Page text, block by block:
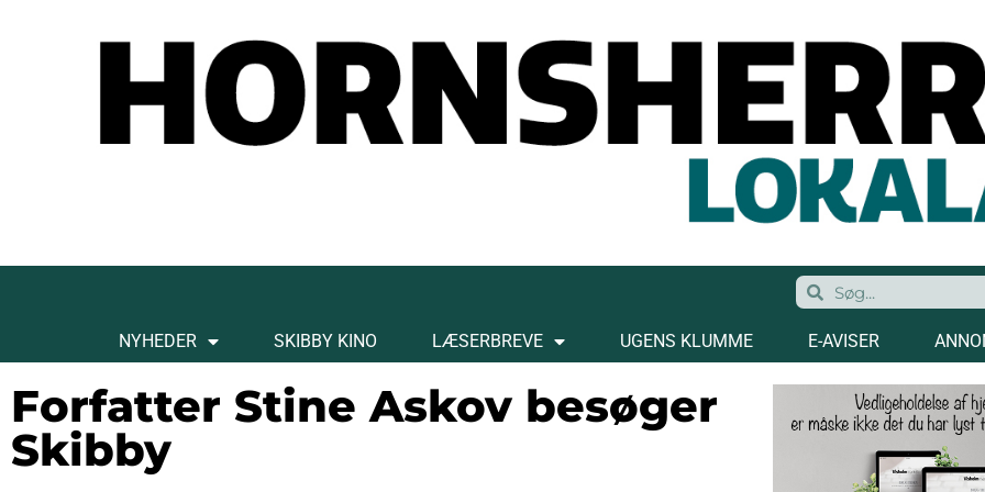
NYHEDER SKIBBY KINO LÆSERBREVE UGENS KLUMME E-AVISER
Forfatter Stine Askov besøger
Skibby